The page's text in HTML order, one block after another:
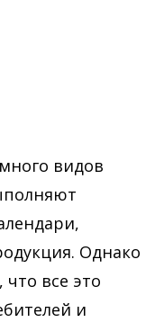
видов
Однако
все это
и